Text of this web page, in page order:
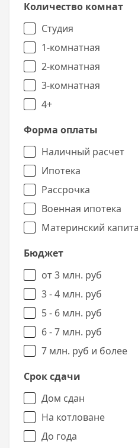
комплекса прямо у нас
на официальный сайт
Количество комнат
Студия
1-комнатная
2-комнатная
3-комнатная
4+
Форма оплаты
Наличный расчет
Ипотека
Рассрочка
Военная ипотека
Материнский
Бюджет
от 3 млн. руб
3 - 4 млн. руб
5 - 6 млн. руб
6 - 7 млн. руб
7 млн. руб и более
Срок сдачи
Дом сдан
На котловане
До года